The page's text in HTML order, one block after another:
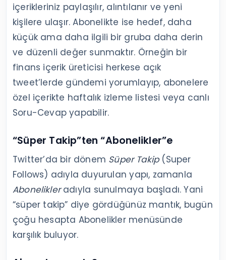
içerikleriniz paylaşılır, alıntılanır ve yeni
kişilere ulaşır. Abonelikte ise hedef, daha
küçük ama daha ilgili bir gruba daha derin
ve düzenli değer sunmaktır. Örneğin bir
finans içerik üreticisi herkese açık
tweet’lerde gündemi yorumlayıp, abonelere
özel içerikte haftalık izleme listesi veya canlı
Soru-Cevap yapabilir.
“Süper Takip”ten “Abonelikler”e
Twitter’da bir dönem Süper Takip(Super
Follows) adıyla duyurulan yapı, zamanla
Abonelikleradıyla sunulmaya başladı. Yani
“süper takip” diye gördüğünüz mantık, bugün
çoğu hesapta Abonelikler menüsünde
karşılık buluyor.